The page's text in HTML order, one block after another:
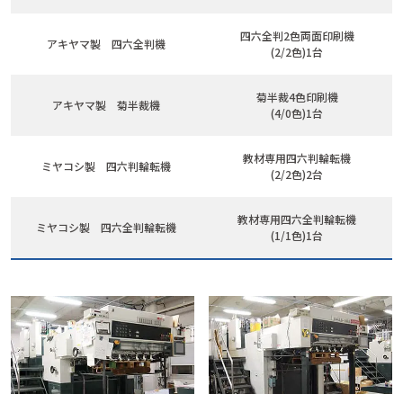
アキヤマ製 四六全判機
四六全判2色両面印刷機
(2/2色)1台
アキヤマ製 菊半裁機
菊半裁4色印刷機
(4/0色)1台
ミヤコシ製 四六判輪転機
教材専用四六判輪転機
(2/2色)2台
ミヤコシ製 四六全判輪転機
教材専用四六全判輪転機
(1/1色)1台